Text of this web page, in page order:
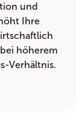
und
Ihre
höherem
Verhältnis.